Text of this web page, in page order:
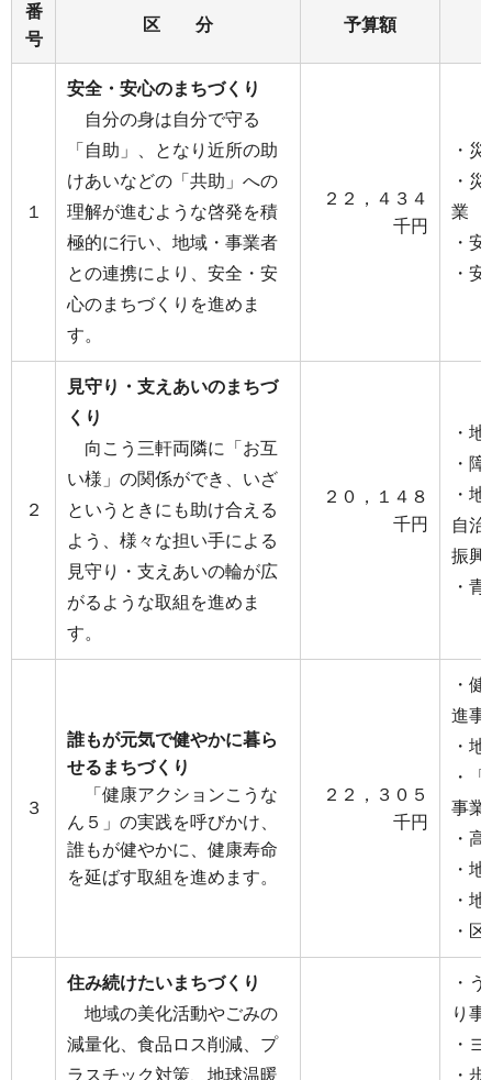
番
号
区 分 予算額
１
安全・安心のまちづくり
自分の身は自分で守る
「自助」、となり近所の助
けあいなどの「共助」への
理解が進むような啓発を積
極的に行い、地域・事業者
との連携により、安全・安
心のまちづくりを進めま
す。
２２，４３４
千円
・
・
業
・
・
２
見守り・支えあいのまちづ
くり
向こう三軒両隣に「お互
い様」の関係ができ、いざ
というときにも助け合える
よう、様々な担い手による
見守り・支えあいの輪が広
がるような取組を進めま
す。
２０，１４８
千円
・
・
・
自治
振興
・
３
誰もが元気で健やかに暮ら
せるまちづくり
「健康アクションこうな
ん５」の実践を呼びかけ、
誰もが健やかに、健康寿命
を延ばす取組を進めます。
２２，３０５
千円
・
進事
・
・
事業
・
・
・
・
住み続けたいまちづくり
地域の美化活動やごみの
減量化、食品ロス削減、プ
ラスチック対策、地球温暖
・
り事
・
・